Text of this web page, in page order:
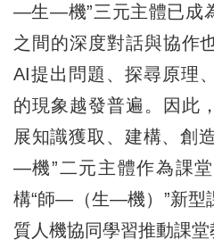
—生—機”三元主體已成
之間的深度對話與協作
AI提出問題、探尋原理
的現象越發普遍。因此
展知識獲取、建構、創
—機”二元主體作為課
構“師—（生—機）”新型
質人機協同學習推動課堂